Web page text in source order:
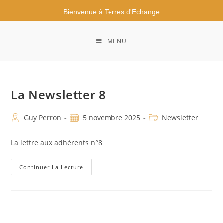
Bienvenue à Terres d'Echange
MENU
La Newsletter 8
Guy Perron 5 novembre 2025 Newsletter
La lettre aux adhérents n°8
Continuer La Lecture